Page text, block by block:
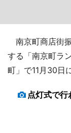
南京町商店街
する「南京町ラ
町」で11月30日
点灯式で